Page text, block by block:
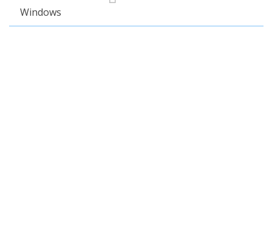
Windows